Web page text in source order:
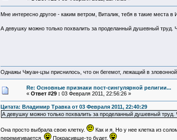
Мне интересно другое - каким ветром, Виталик, тебя в такие места в
А девушку можно только похвалить за проделанный душевный труд.
Однажы Чжуан-цзы приснилось, что он бегемот, лежащий в
Re: Основные признаки пост-сингулярной религии...
« Ответ #29 : 03 Февраля 2011, 22:56:26 »
Цитата: Владимир Травка от 03 Февраля 2011, 22:40:29
А девушку можно только похвалить за проделанный душевный труд.
Она просто выбрала свою клетку.
Как и я. Но у нее клетка из
перемигивается.
Покрасивше-то будет.